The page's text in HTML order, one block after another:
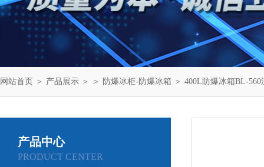
网站首页 ＞ 产品展示 ＞ ＞ 防爆冰柜-防爆冰箱 ＞ 400L防爆冰箱BL-
产品中心
PRODUCT CENTER